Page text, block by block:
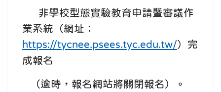
非學校型態實驗教育申請暨審議作
業系統（網址：
https://tycnee.psees.tyc.edu.tw/）完
成報名
（逾時，報名網站將關閉報名）。